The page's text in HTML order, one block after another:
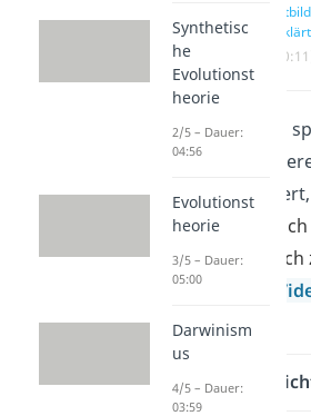
erklärt
Bei der Artbildung
in zwei oder
Wie das
Um das Thema
verstehen, lehn
dir unser kurzes
Synthetisc
he
Evolutionst
heorie
2/5 – Dauer:
04:56
Evolutionst
heorie
3/5 – Dauer:
05:00
Darwinism
us
4/5 – Dauer:
03:59